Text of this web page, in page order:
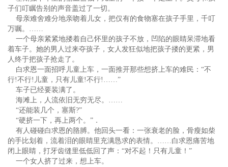
子们叮瞩告别的声音盖过了一切。
母亲难舍难分地亲吻着儿女，把仅有的食物塞在孩子手里，千叮
万嘱。……
一个母亲紧紧地搂着自己怀里的孩子不放，凹陷的眼睛呆滞地看
着车子。她的男人过来夺孩子，女人发狂似地把孩子搂的更紧，男
人终于把孩子抢走了。
白求恩一面招呼儿童上车，一面推开那些想挤上车的难民：“不
行!不行!儿童，只有儿童!不行!……”
车子已经要装满了。
海滩上，人流依旧无穷无尽。……
“还能装几个，塞斯?”
“硬挤一下，再上两个。”．
有人碰碰白求恩的胳膊。他回头一看：一张衰老的脸，骨瘦如柴
的手比划着，流着泪的眼睛里充满恳求的表情。……白求恩痛苦地
闭上眼睛，打牙齿缝里低低回了声：“对不起！只有儿童！”
一个女人挤了过来，想上车。